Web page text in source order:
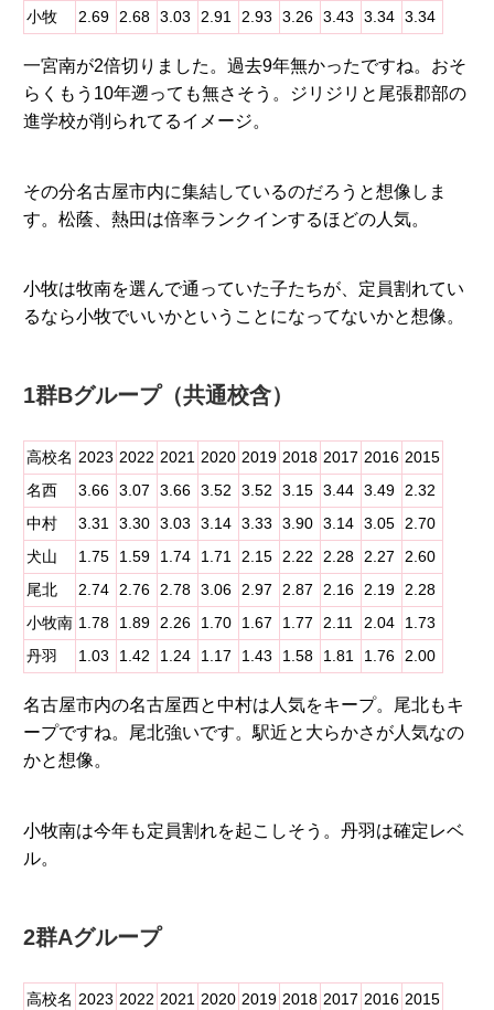
小牧
2.69 2.68 3.03 2.91 2.93 3.26 3.43 3.34 3.34
一宮南が2倍切りました。過去9年無かったですね。おそ
らくもう10年遡っても無さそう。ジリジリと尾張郡部の
進学校が削られてるイメージ。
その分名古屋市内に集結しているのだろうと想像しま
す。松蔭、熱田は倍率ランクインするほどの人気。
小牧は牧南を選んで通っていた子たちが、定員割れてい
るなら小牧でいいかということになってないかと想像。
1群Bグループ（共通校含）
高校名 2023 2022 2021 2020 2019 2018 2017 2016 2015
名西
3.66 3.07 3.66 3.52 3.52 3.15 3.44 3.49
2.32
中村
3.31 3.30 3.03 3.14 3.33 3.90 3.14 3.05
2.70
犬山
1.75 1.59 1.74 1.71 2.15 2.22 2.28 2.27
2.60
尾北
2.74 2.76 2.78 3.06 2.97 2.87 2.16 2.19
2.28
小牧南 1.78 1.89 2.26 1.70 1.67 1.77 2.11 2.04
1.73
丹羽
1.03 1.42 1.24 1.17 1.43 1.58 1.81 1.76 2.00
名古屋市内の名古屋西と中村は人気をキープ。尾北もキ
ープですね。尾北強いです。駅近と大らかさが人気なの
かと想像。
小牧南は今年も定員割れを起こしそう。丹羽は確定レベ
ル。
2群Aグループ
高校名 2023 2022 2021 2020 2019 2018 2017 2016 2015